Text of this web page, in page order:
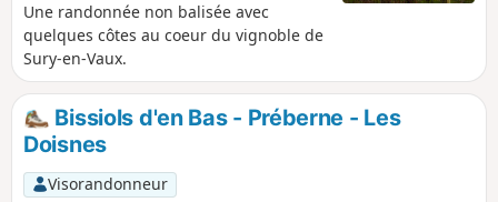
Une randonnée non balisée avec
quelques côtes au coeur du vignoble de
Sury-en-Vaux.
Bissiols d'en Bas - Préberne - Les
Doisnes
Visorandonneur